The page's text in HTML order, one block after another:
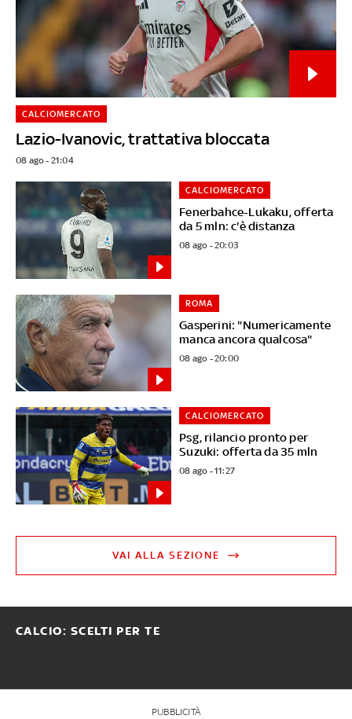
Lazio-Ivanovic, trattativa bloccata
CALCIOMERCATO
08 ago - 21:04
Fenerbahce-Lukaku, offerta
da 5 mln: c'è distanza
CALCIOMERCATO
08 ago - 20:03
Gasperini: "Numericamente
manca ancora qualcosa"
ROMA
08 ago - 20:00
Psg, rilancio pronto per
Suzuki: offerta da 35 mln
CALCIOMERCATO
08 ago - 11:27
VAI ALLA SEZIONE
CALCIO: SCELTI PER TE
PUBBLICITÀ